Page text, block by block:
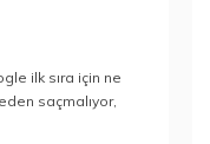
ilk sıra için ne
saçmalıyor,